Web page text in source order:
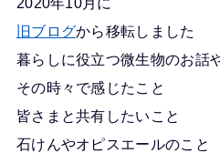
旧ブログから移転しました
暮らしに役立つ微生物のお話
その時々で感じたこと
皆さまと共有したいこと
石けんやオピスエールのこと